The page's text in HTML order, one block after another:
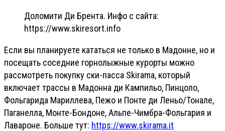
Доломити Ди Брента. Инфо с сайта:
https://www.skiresort.info
Если вы планируете кататься не только в Мадонне, но и
посещать соседние горнолыжные курорты можно
рассмотреть покупку ски-пасса Skirama, который
включает трассы в Мадонна ди Кампильо, Пинцоло,
Фольгарида Мариллева, Пежо и Понте ди Леньо/Тонале,
Паганелла, Монте-Бондоне, Альпе-Чимбра-Фольгария и
Лавароне. Больше тут: https://www.skirama.it